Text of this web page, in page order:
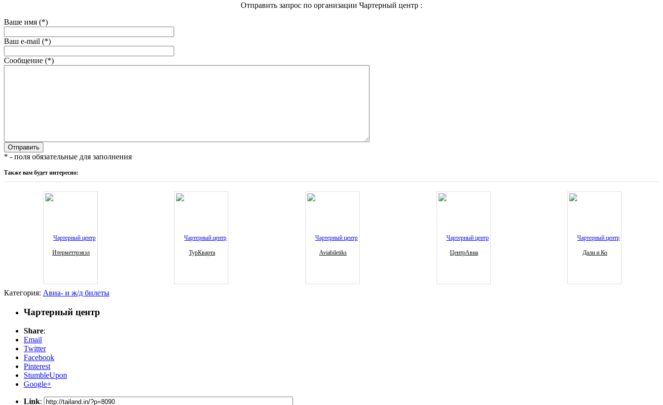
Отправить запрос по организации Чартерный центр :
Ваше имя (*)
Ваш e-mail (*)
Сообщение (*)
* - поля обязательные для заполнения
Также вам будет интересно:
Итерметтрэвэл ТурКварта Aviabiletiks ЦентрАвиа Дали и Ко
Категория: Авиа- и ж/д билеты
Чартерный центр
Share:
Email
Twitter
Facebook
Pinterest
StumbleUpon
Google+
Link: